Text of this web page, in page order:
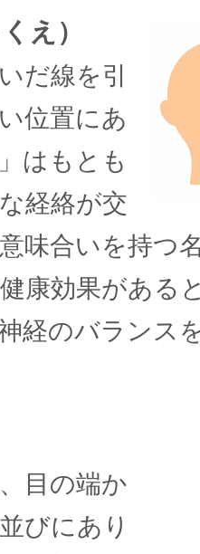
え）
だ線を引
位置にあ
はもとも
経絡が交
味合いを持つ
康効果がある
経のバランス
目の端か
びにあり